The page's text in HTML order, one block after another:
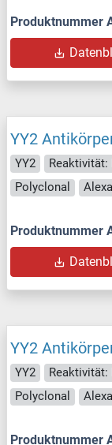
Produktnummer
YY2
YY2 Reaktivität:
Polyclonal
Produktnummer
YY2
YY2 Reaktivität:
Polyclonal
Produktnummer